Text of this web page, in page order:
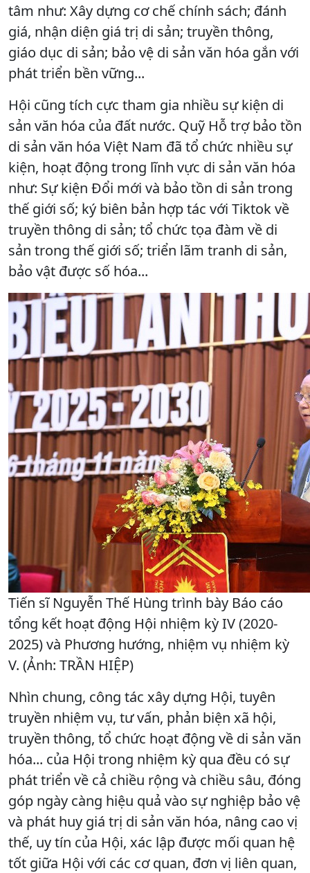
tâm như: Xây dựng cơ chế chính sách; đánh
giá, nhận diện giá trị di sản; truyền thông,
giáo dục di sản; bảo vệ di sản văn hóa gắn với
phát triển bền vững...
Hội cũng tích cực tham gia nhiều sự kiện di
sản văn hóa của đất nước. Quỹ Hỗ trợ bảo tồn
di sản văn hóa Việt Nam đã tổ chức nhiều sự
kiện, hoạt động trong lĩnh vực di sản văn hóa
như: Sự kiện Đổi mới và bảo tồn di sản trong
thế giới số; ký biên bản hợp tác với Tiktok về
truyền thông di sản; tổ chức tọa đàm về di
sản trong thế giới số; triển lãm tranh di sản,
bảo vật được số hóa...
Tiến sĩ Nguyễn Thế Hùng trình bày Báo cáo
tổng kết hoạt động Hội nhiệm kỳ IV (2020-
2025) và Phương hướng, nhiệm vụ nhiệm kỳ
V. (Ảnh: TRẦN HIỆP)
Nhìn chung, công tác xây dựng Hội, tuyên
truyền nhiệm vụ, tư vấn, phản biện xã hội,
truyền thông, tổ chức hoạt động về di sản văn
hóa... của Hội trong nhiệm kỳ qua đều có sự
phát triển về cả chiều rộng và chiều sâu, đóng
góp ngày càng hiệu quả vào sự nghiệp bảo vệ
và phát huy giá trị di sản văn hóa, nâng cao vị
thế, uy tín của Hội, xác lập được mối quan hệ
tốt giữa Hội với các cơ quan, đơn vị liên quan,